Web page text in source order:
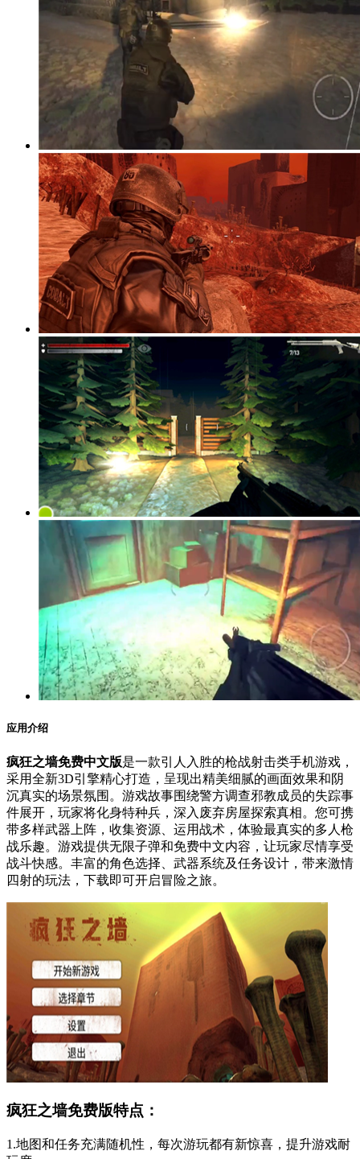
应用介绍
疯狂之墙免费中文版是一款引人入胜的枪战射击类手机游戏，
采用全新3D引擎精心打造，呈现出精美细腻的画面效果和阴
沉真实的场景氛围。游戏故事围绕警方调查邪教成员的失踪事
件展开，玩家将化身特种兵，深入废弃房屋探索真相。您可携
带多样武器上阵，收集资源、运用战术，体验最真实的多人枪
战乐趣。游戏提供无限子弹和免费中文内容，让玩家尽情享受
战斗快感。丰富的角色选择、武器系统及任务设计，带来激情
四射的玩法，下载即可开启冒险之旅。
疯狂之墙免费版特点：
1.地图和任务充满随机性，每次游玩都有新惊喜，提升游戏耐